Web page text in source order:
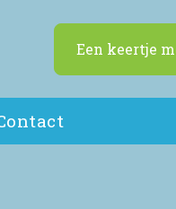
Een keertje